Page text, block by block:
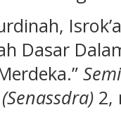
Dasar
2,